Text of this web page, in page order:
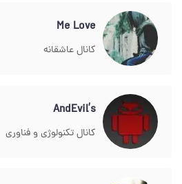
Me Love
کانال عاشقانه
AndEvil’s
کانال تکنولوژی و فناوری